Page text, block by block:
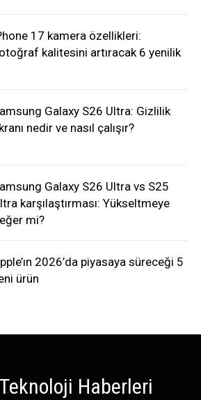
17 kamera özellikleri:
kalitesini artıracak 6 yenilik
Galaxy S26 Ultra: Gizlilik
nedir ve nasıl çalışır?
Galaxy S26 Ultra vs S25
karşılaştırması: Yükseltmeye
mi?
2026’da piyasaya süreceği 5
ürün
Haberleri